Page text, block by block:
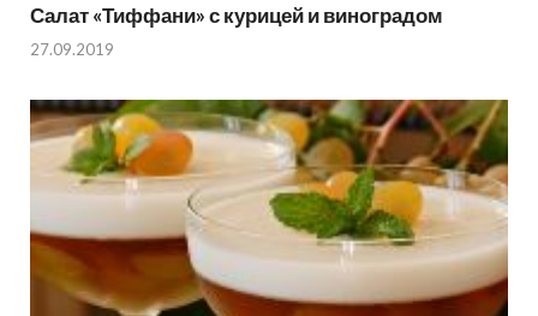
Салат «Тиффани» с курицей и виноградом
27.09.2019